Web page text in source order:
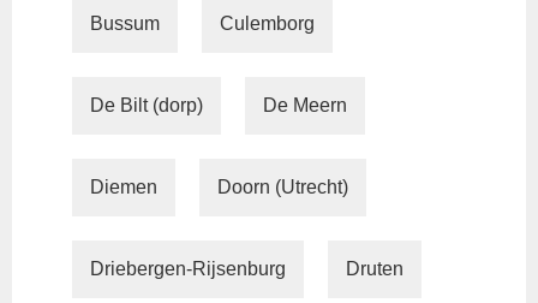
Bussum Culemborg
De Bilt (dorp) De Meern
Diemen Doorn (Utrecht)
Driebergen-Rijsenburg Druten